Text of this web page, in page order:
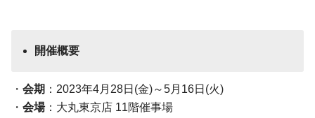
開催概要
・ 会期 ：2023年4月28日(金)～5月16日(火)
・ 会場：大丸東京店 11階催事場